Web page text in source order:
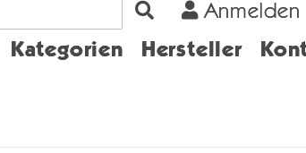
Kategorien Hersteller
Anmelden